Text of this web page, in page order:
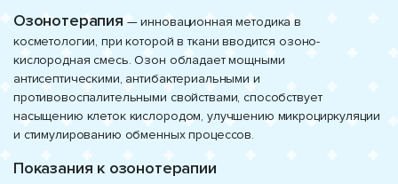
Озонотерапия — инновационная методика в
косметологии, при которой в ткани вводится озоно-
кислородная смесь. Озон обладает мощными
антисептическими, антибактериальными и
противовоспалительными свойствами, способствует
насыщению клеток кислородом, улучшению микроциркуляции
и стимулированию обменных процессов.
Показания к озонотерапии